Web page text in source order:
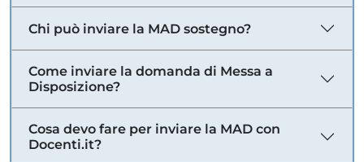
Chi può inviare la MAD sostegno?
Come inviare la domanda di Messa a
Disposizione?
Cosa devo fare per inviare la MAD con
Docenti.it?